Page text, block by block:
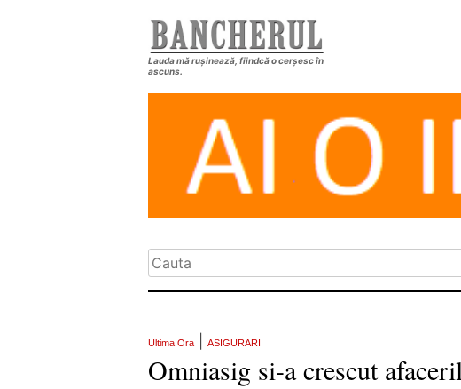
Lauda mă rușinează, fiindcă o cerșesc în
ascuns.
Ultima Ora ASIGURARI
Omniasig si-a crescut